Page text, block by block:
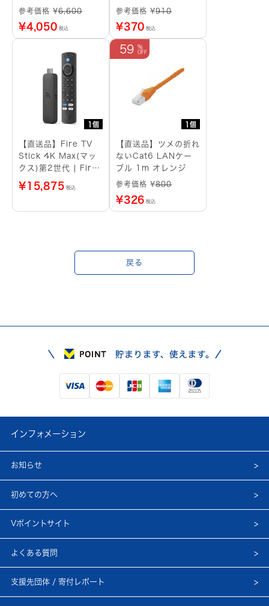
参考価格 ¥6,600
¥4,050 税込
ー
参考価格 ¥910
¥370 税込
1個
【直送品】Fire TV
Stick 4K Max(マッ
クス)第2世代 | Fire
TV Stick史上最もパ
ワフル | ストリーミ
¥15,875 税込
1個
59
【直送品】ツメの折れ
ないCat6 LANケー
ブル 1m オレンジ
参考価格 ¥800
¥326 税込
戻る
インフォメーション
お知らせ
初めての方へ
Vポイントサイト
よくある質問
支援先団体 / 寄付レポート